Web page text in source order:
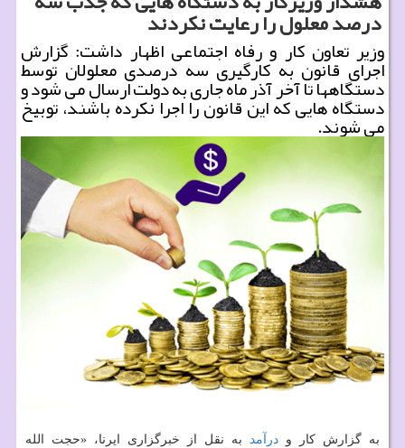
درصد معلول را رعایت نکردند
وزیر تعاون کار و رفاه اجتماعی اظهار داشت: گزارش
اجرای قانون به کارگیری سه درصدی معلولان توسط
دستگاهها تا آخر آذر ماه جاری به دولت ارسال می شود و
دستگاه هایی که این قانون را اجرا نکرده باشند، توبیخ
می شوند.
به گزارش کار و درآمد
به نقل از خبرگزاری ایرنا، «حجت الله